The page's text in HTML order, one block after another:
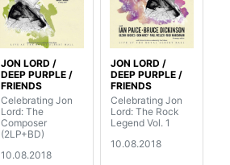
JON LORD /
DEEP PURPLE /
FRIENDS
Celebrating Jon
Lord: The
Composer
(2LP+BD)
10.08.2018
JON LORD /
DEEP PURPLE /
FRIENDS
Celebrating Jon
Lord: The Rock
Legend Vol. 1
10.08.2018